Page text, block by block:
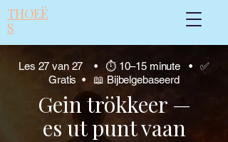
THOEË
S
Les 27 van 27 • ⏱ 10–15 minute • ✅
Gratis • 📖 Bijbelgebaseerd
Gein trökkeer —
es ut punt vaan